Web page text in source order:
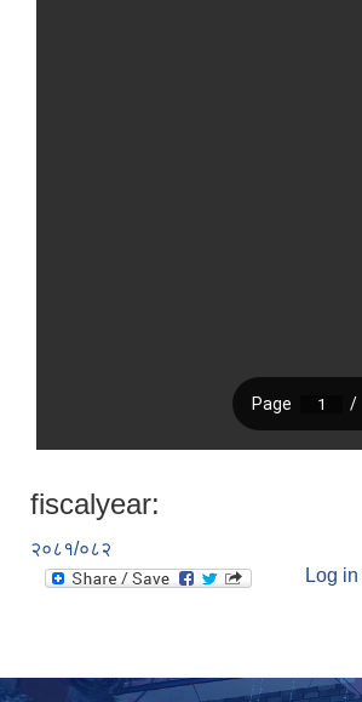
fiscalyear:
२०८१/०८२
Log in